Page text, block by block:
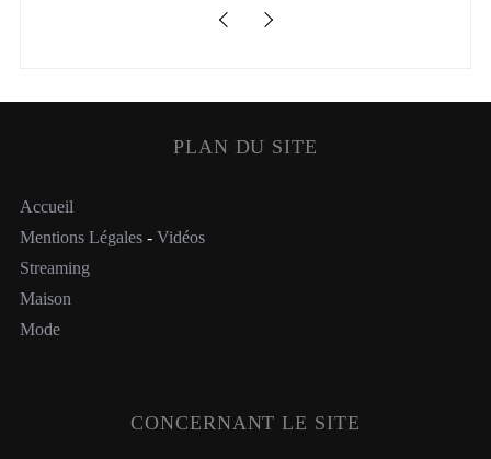
PLAN DU SITE
Accueil
Mentions Légales- Vidéos
Streaming
Maison
Mode
CONCERNANT LE SITE